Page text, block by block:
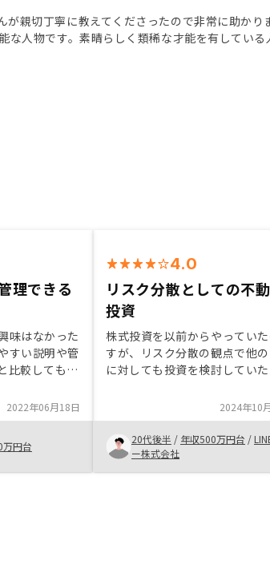
が親切丁寧に教えてくださったので非常に助か
な人物です。素晴らしく類稀な才能を有している
理できる
味はなかった
すい説明や管
比較しても充
りうる面につ
をしてもらえ
も減っていっ
てもアプリで
も良い点の一
2022年06月18日
万円台
4.0
リスク分散としての不
投資
株式投資を以前からやってい
すが、リスク分散の観点で他
に対しても投資を検討してい
動産投資を始めることにした
賃収入とローン返済や修繕積
どの支出でトータル月々1万ほ
収支赤字になるが、5-10年後に
益分岐点を迎えプラスになる
2024年10
20代後半 / 年収500万円台 /
ー株式会社